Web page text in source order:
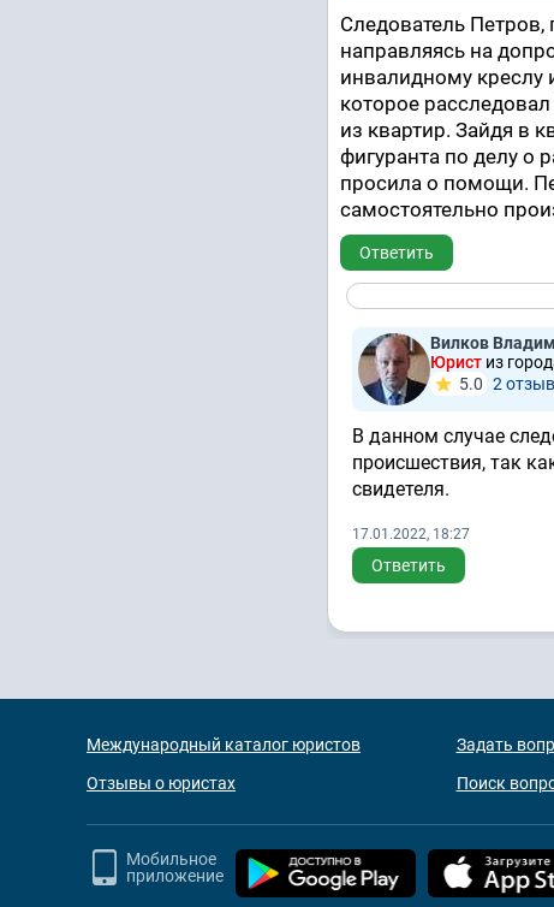
Следователь
направляясь на
инвалидному креслу
которое
из квартир. Зайдя в
фигуранта по делу о
просила о помощи.
самостоятельно
Ответить
Вилков
Юрист из
5.0 2
В данном случае
происшествия, так
свидетеля.
17.01.2022, 18:27
Ответить
Международный каталог юристов
Отзывы о юристах
Задать
Поиск
Мобильное
приложение